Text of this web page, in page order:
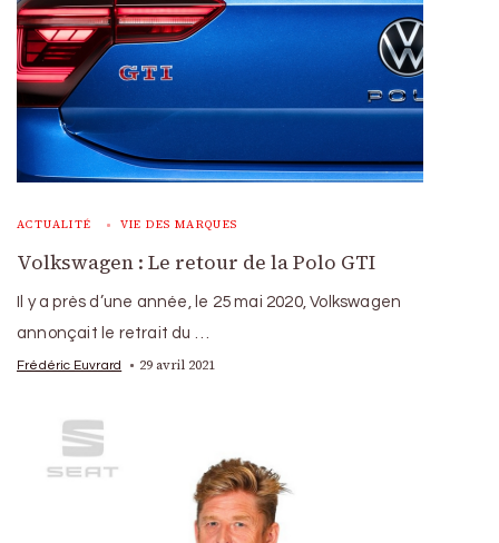
ACTUALITÉ VIE DES MARQUES
Volkswagen : Le retour de la Polo GTI
Il y a près d’une année, le 25 mai 2020, Volkswagen
annonçait le retrait du …
Frédéric Euvrard 29 avril 2021